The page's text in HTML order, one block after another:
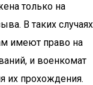
только на
В таких случаях
имеют право на
и военкомат
их прохождения.